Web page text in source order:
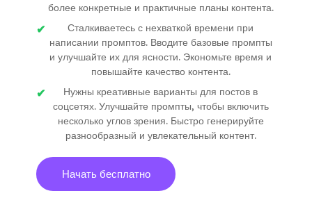
более конкретные и практичные планы контента.
Сталкиваетесь с нехваткой времени при
написании промптов. Вводите базовые промпты
и улучшайте их для ясности. Экономьте время и
повышайте качество контента.
Нужны креативные варианты для постов в
соцсетях. Улучшайте промпты, чтобы включить
несколько углов зрения. Быстро генерируйте
разнообразный и увлекательный контент.
Начать бесплатно